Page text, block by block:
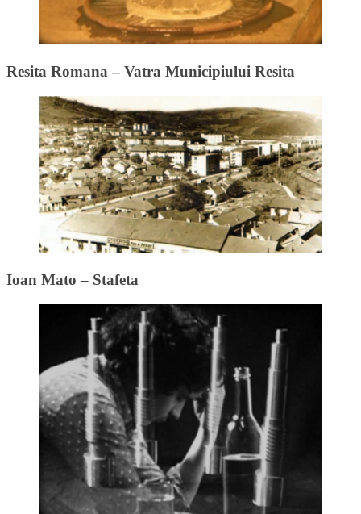
Resita Romana – Vatra Municipiului Resita
Ioan Mato – Stafeta